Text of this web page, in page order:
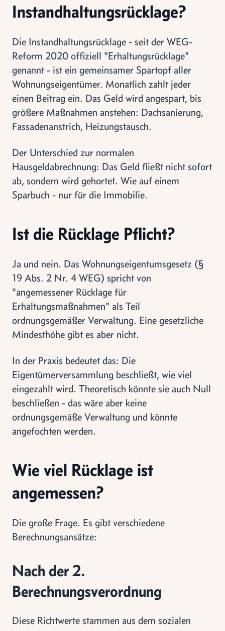
Instandhaltungsrücklage?
Die Instandhaltungsrücklage - seit der WEG-
Reform 2020 offiziell "Erhaltungsrücklage"
genannt - ist ein gemeinsamer Spartopf aller
Wohnungseigentümer. Monatlich zahlt jeder
einen Beitrag ein. Das Geld wird angespart, bis
größere Maßnahmen anstehen: Dachsanierung,
Fassadenanstrich, Heizungstausch.
Der Unterschied zur normalen
Hausgeldabrechnung: Das Geld fließt nicht sofort
ab, sondern wird gehortet. Wie auf einem
Sparbuch - nur für die Immobilie.
Ist die Rücklage Pflicht?
Ja und nein. Das Wohnungseigentumsgesetz (§
19 Abs. 2 Nr. 4 WEG) spricht von
"angemessener Rücklage für
Erhaltungsmaßnahmen" als Teil
ordnungsgemäßer Verwaltung. Eine gesetzliche
Mindesthöhe gibt es aber nicht.
In der Praxis bedeutet das: Die
Eigentümerversammlung beschließt, wie viel
eingezahlt wird. Theoretisch könnte sie auch Null
beschließen - das wäre aber keine
ordnungsgemäße Verwaltung und könnte
angefochten werden.
Wie viel Rücklage ist
angemessen?
Die große Frage. Es gibt verschiedene
Berechnungsansätze:
Nach der 2.
Berechnungsverordnung
Diese Richtwerte stammen aus dem sozialen